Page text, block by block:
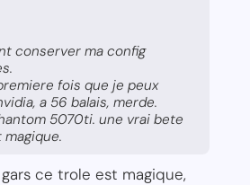
conserver ma config
fois que je peux
a 56 balais, merde.
5070ti. une vrai bete
ce trole est magique,